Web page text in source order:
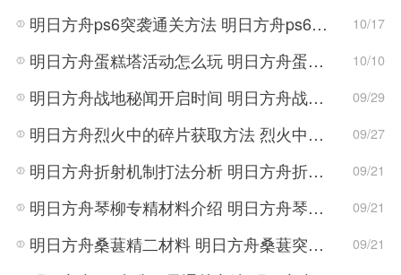
明日方舟ps6突袭通关方法 明日方舟ps6突袭打法攻略 10/17
明日方舟蛋糕塔活动怎么玩 明日方舟蛋糕塔活动详情介绍 10/10
明日方舟战地秘闻开启时间 明日方舟战地秘闻开启条件 09/29
明日方舟烈火中的碎片获取方法 烈火中的碎片作用介绍 09/27
明日方舟折射机制打法分析 明日方舟折射机制详情介绍 09/21
明日方舟琴柳专精材料介绍 明日方舟琴柳专精材料获取方法 09/21
明日方舟桑葚精二材料 明日方舟桑葚突破材料 09/21